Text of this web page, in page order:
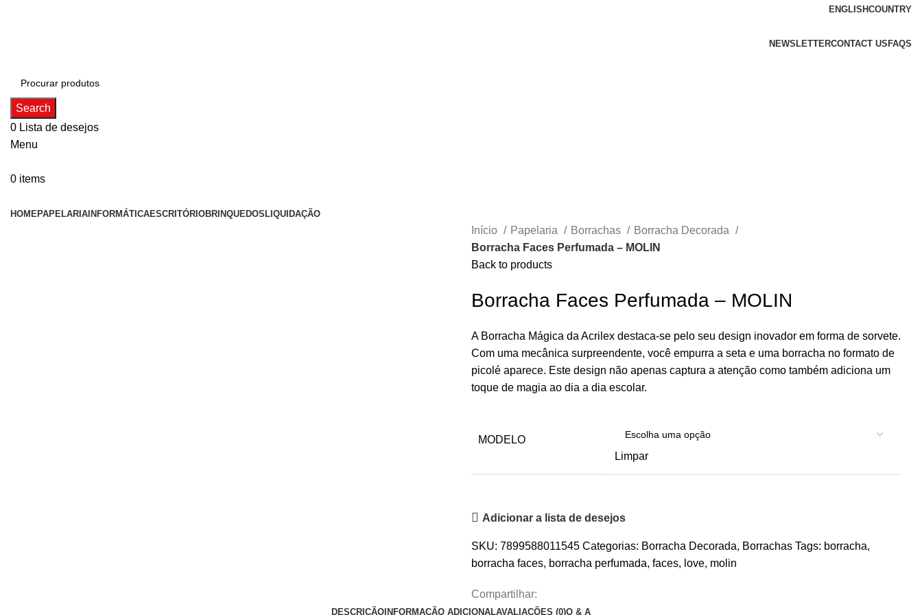
ENGLISHCOUNTRY
NEWSLETTERCONTACT US FAQS
Search
0 Lista de desejos
Menu
0 items
HOMEPAPELARIA INFORMÁTICAESCRITÓRIOBRINQUEDOS LIQUIDAÇÃO
Início Papelaria Borrachas
Borracha Decorada
Borracha Faces Perfumada – MOLIN
Back to products
Borracha Faces Perfumada – MOLIN
A Borracha Mágica da Acrilex destaca-se pelo seu design inovador em forma de sorvete.
Com uma mecânica surpreendente, você empurra a seta e uma borracha no formato de
picolé aparece. Este design não apenas captura a atenção como também adiciona um
toque de magia ao dia a dia escolar.
MODELO
Limpar
Adicionar a lista de desejos
SKU: 7899588011545 Categorias: Borracha Decorada, Borrachas Tags: borracha,
borracha faces, borracha perfumada, faces, love, molin
Compartilhar:
DESCRIÇÃO INFORMAÇÃO ADICIONALAVALIAÇÕES (0)Q & A